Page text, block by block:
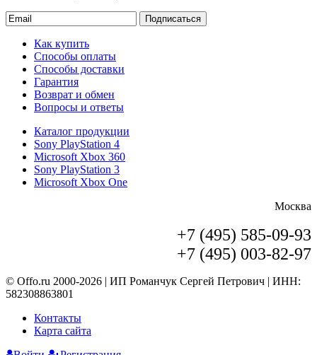
Подписаться
Как купить
Способы оплаты
Способы доставки
Гарантия
Возврат и обмен
Вопросы и ответы
Каталог продукции
Sony PlayStation 4
Microsoft Xbox 360
Sony PlayStation 3
Microsoft Xbox One
Москва
+7 (495) 585-09-93
+7 (495) 003-82-97
© Offo.ru 2000-2026 | ИП Романчук Сергей Петрович | ИНН:
582308863801
Контакты
Карта сайта